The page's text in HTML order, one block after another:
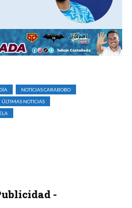
NOTICIAS CARABOBO
ÚLTIMAS NOTICIAS
-